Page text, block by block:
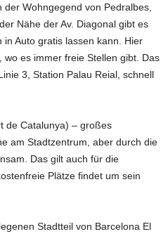
Wohngegend von Pedralbes,
Nähe der Av. Diagonal gibt es
Auto gratis lassen kann. Hier
es immer freie Stellen gibt. Das
3, Station Palau Reial, schnell
de Catalunya) – großes
am Stadtzentrum, aber durch die
Das gilt auch für die
Plätze findet um sein
Stadtteil von Barcelona El